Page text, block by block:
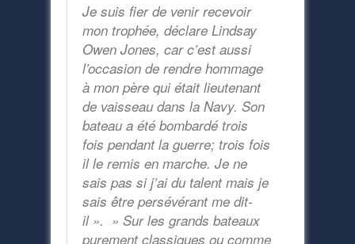
Je suis fier de venir recevoir
mon trophée, déclare Lindsay
Owen Jones, car c’est aussi
l’occasion de rendre hommage
à mon père qui était lieutenant
de vaisseau dans la Navy. Son
bateau a été bombardé trois
fois pendant la guerre; trois fois
il le remis en marche. Je ne
sais pas si j’ai du talent mais je
sais être persévérant me dit-
il ». » Sur les grands bateaux
purement classiques ou comme